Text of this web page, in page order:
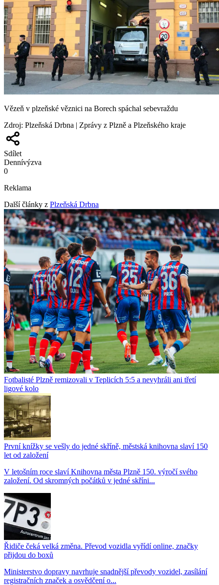
Vězeň v plzeňské věznici na Borech spáchal sebevraždu
Zdroj: Plzeňská Drbna | Zprávy z Plzně a Plzeňského kraje
Sdílet
Dennívýzva
0
Reklama
Další články z Plzeňská Drbna
Fotbalisté Plzně remizovali v Teplicích 5:5 a nevyhráli ani třetí
ligové kolo
První knížky se vešly do jedné skříně, městská knihovna slaví 150
let od založení
V letošním roce slaví Knihovna města Plzně 150. výročí svého
založení. Od skromných počátků v jedné skříni...
Řidiče čeká velká změna. Převod vozidla vyřídí online, značky
přijdou do boxů
Ministerstvo dopravy navrhuje snadnější převody vozidel, zasílání
registračních značek a osvědčení o...